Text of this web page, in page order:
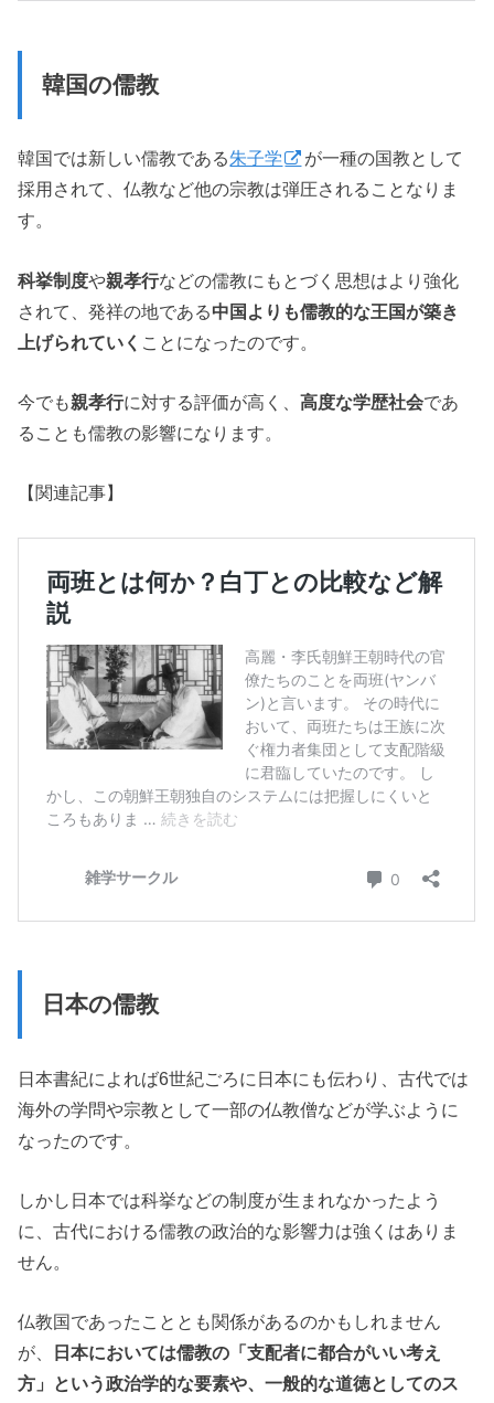
韓国の儒教
韓国では新しい儒教である朱子学
が一種の国教として
採用されて、仏教など他の宗教は弾圧されることなりま
す。
科挙制度や親孝行などの儒教にもとづく思想はより強化
されて、発祥の地である中国よりも儒教的な王国が築き
上げられていく ことになったのです。
今でも親孝行に対する評価が高く、高度な学歴社会であ
ることも儒教の影響になります。
【関連記事】
日本の儒教
日本書紀によれば6世紀ごろに日本にも伝わり、古代では
海外の学問や宗教として一部の仏教僧などが学ぶように
なったのです。
しかし日本では科挙などの制度が生まれなかったよう
に、古代における儒教の政治的な影響力は強くはありま
せん。
仏教国であったこととも関係があるのかもしれません
が、
日本においては儒教の「支配者に都合がいい考え
方」という政治学的な要素や、一般的な道徳としてのス